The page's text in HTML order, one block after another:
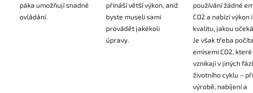
páka umožňují snadné
ovládání.
přináší větší výkon, aniž
byste museli sami
provádět jakékoli
úpravy.
používání žádné
CO2 a nabízí výkon i
kvalitu, jakou
Je však třeba
emisemi CO2, které
vznikají v jiných
životního cyklu – při
výrobě, nabíjení a